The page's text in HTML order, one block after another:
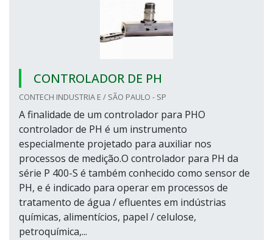
CONTROLADOR DE PH
CONTECH INDUSTRIA E / SÃO PAULO - SP
A finalidade de um controlador para PHO
controlador de PH é um instrumento
especialmente projetado para auxiliar nos
processos de medição.O controlador para PH da
série P 400-S é também conhecido como sensor de
PH, e é indicado para operar em processos de
tratamento de água / efluentes em indústrias
químicas, alimentícios, papel / celulose,
petroquímica,...